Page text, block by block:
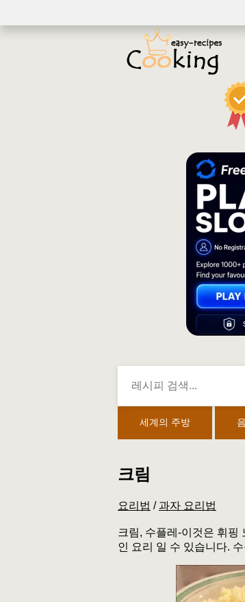
세계의 주방
크림
요리법 / 과자 요리법
크림, 수플레-이것은 휘핑
인 요리 일 수 있습니다.